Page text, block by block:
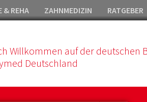
& REHA ZAHNMEDIZIN RATGEBER
Willkommen auf der deutschen
Deutschland